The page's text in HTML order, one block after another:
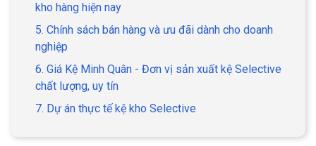
kho hàng hiện nay
5. Chính sách bán hàng và ưu đãi dành cho doanh
nghiệp
6. Giá Kệ Minh Quân - Đơn vị sản xuất kệ Selective
chất lượng, uy tín
7. Dự án thực tế kệ kho Selective